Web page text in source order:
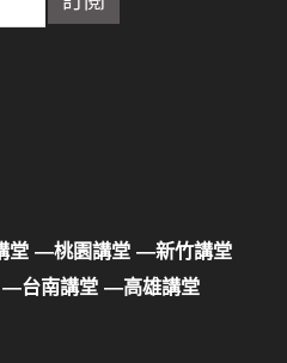
堂 —桃園講堂 —新竹講堂
—台南講堂 —高雄講堂